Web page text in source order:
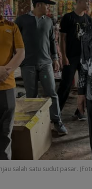
salah satu sudut pasar.